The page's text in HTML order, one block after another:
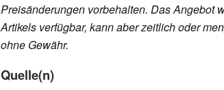
Preisänderungen vorbehalten. Das Angebot
Artikels verfügbar, kann aber zeitlich oder
ohne Gewähr.
Quelle(n)